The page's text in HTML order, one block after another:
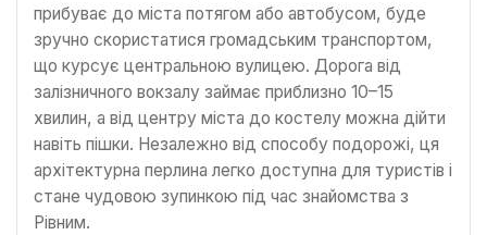
прибуває до міста потягом або автобусом, буде
зручно скористатися громадським транспортом,
що курсує центральною вулицею. Дорога від
залізничного вокзалу займає приблизно 10–15
хвилин, а від центру міста до костелу можна дійти
навіть пішки. Незалежно від способу подорожі, ця
архітектурна перлина легко доступна для туристів і
стане чудовою зупинкою під час знайомства з
Рівним.